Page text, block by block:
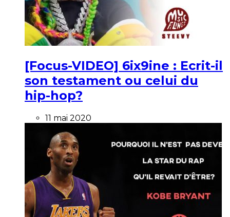
[Focus-VIDEO] 6ix9ine : Ecrit-il
son testament ou celui du
hip-hop?
11 mai 2020